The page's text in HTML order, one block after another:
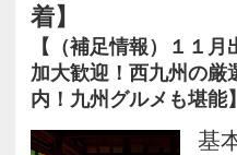
着】
【（補足情報）１１
加大歓迎！西九州の厳
内！九州グルメも堪能】
基